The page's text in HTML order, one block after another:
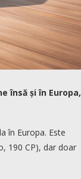
însă și în Europa,
în Europa. Este
190 CP), dar doar